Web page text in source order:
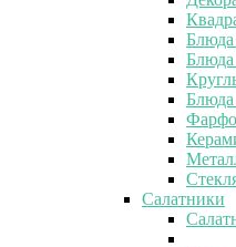
Блюда
Салатники